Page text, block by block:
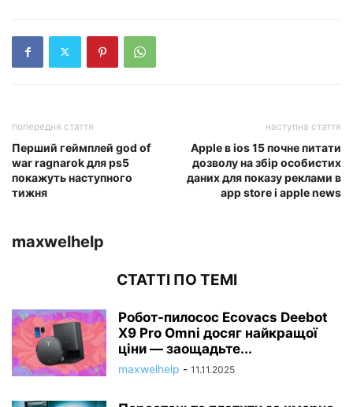
попередня стаття
Перший геймплей god of
war ragnarok для ps5
покажуть наступного
тижня
наступна стаття
Apple в ios 15 почне питати
дозволу на збір особистих
даних для показу реклами в
app store і apple news
maxwelhelp
СТАТТІ ПО ТЕМІ
Робот-пилосос Ecovacs Deebot
X9 Pro Omni досяг найкращої
ціни — заощадьте...
maxwelhelp - 11.11.2025